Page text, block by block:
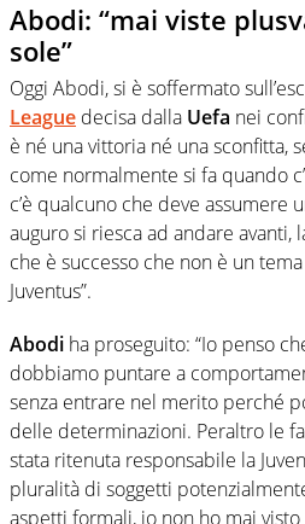
Abodi: “mai viste
sole”
Oggi Abodi, si è soffermato
League decisa dalla Uefa nei
è né una vittoria né una sconfitta,
come normalmente si fa quando
c’è qualcuno che deve assumere
auguro si riesca ad andare
che è successo che non è un
Juventus”.
Abodi ha proseguito: “Io penso
dobbiamo puntare a
senza entrare nel merito perché
delle determinazioni. Peraltro le
stata ritenuta responsabile la
pluralità di soggetti
aspetti formali, io non ho mai